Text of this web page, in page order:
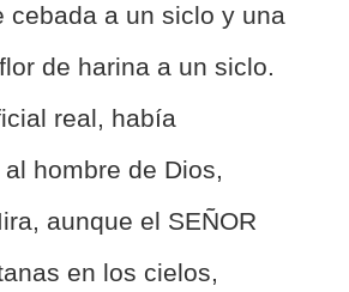
cebada a un siclo y una
de harina a un siclo.
real, había
hombre de Dios,
aunque el SEÑOR
en los cielos,